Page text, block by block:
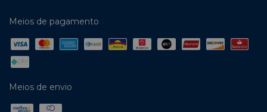
Meios de pagamento
Meios de envio